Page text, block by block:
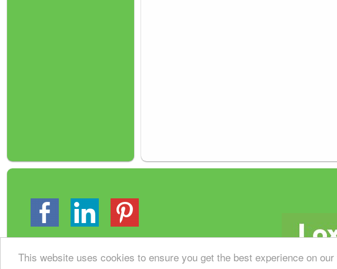
This website uses cookies to ensure you get the best experience on